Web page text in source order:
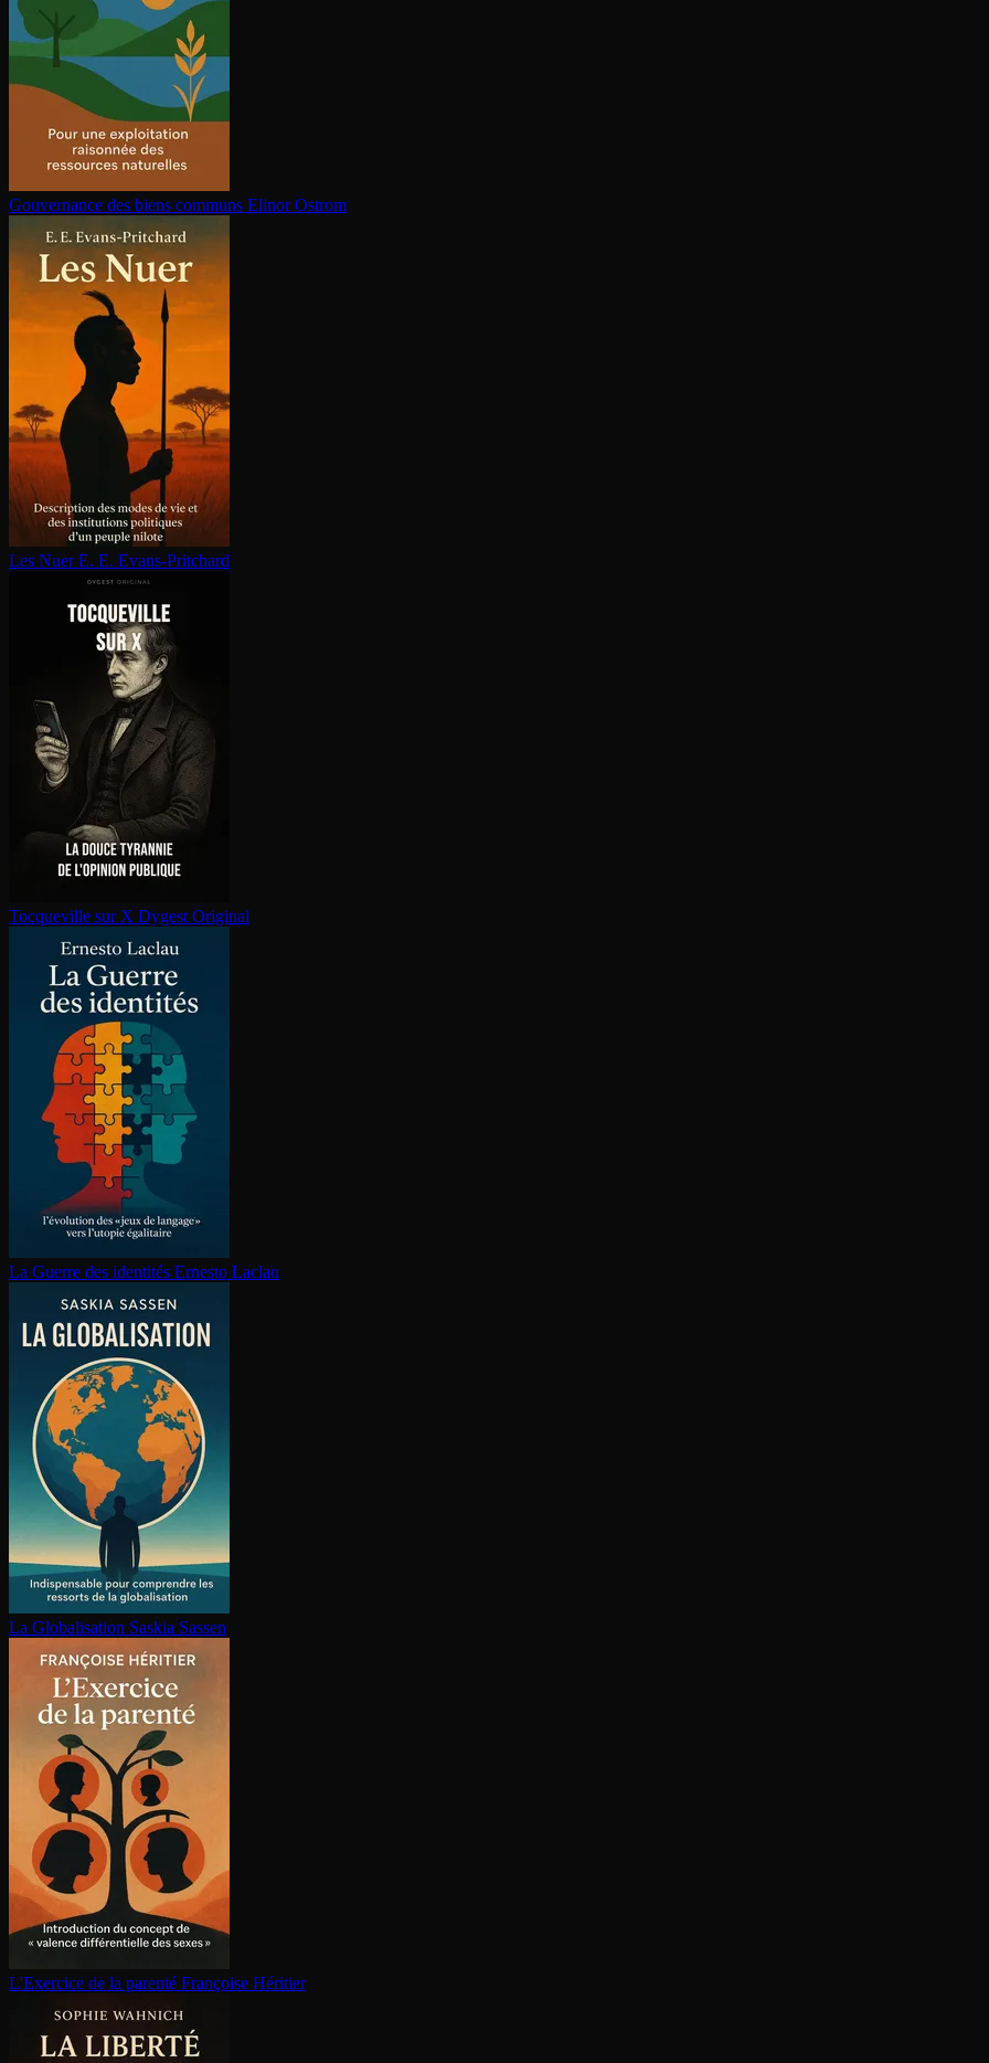
Gouvernance des biens communs Elinor Ostrom
Les Nuer E. E. Evans-Pritchard
Tocqueville sur X Dygest Original
La Guerre des identités Ernesto Laclau
La Glo­ba­li­sa­tion Saskia Sassen
L'Exercice de la parenté Françoise Héritier